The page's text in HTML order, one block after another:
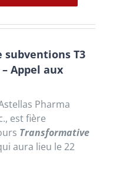
subventions T3
Appel aux
Pharma
est fière
Transformative
aura lieu le 22